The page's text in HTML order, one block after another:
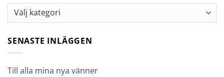
Kategorier
SENASTE INLÄGGEN
Till alla mina nya vänner